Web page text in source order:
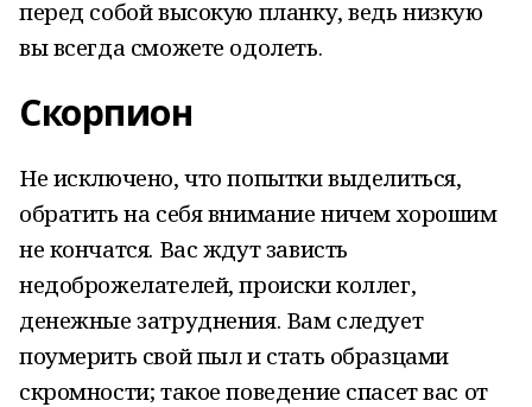
перед собой высокую планку, ведь низкую
вы всегда сможете одолеть.
Скорпион
Не исключено, что попытки выделиться,
обратить нa себя внимание ничем хорошим
не кончатся. Вас ждут зависть
недоброжелателей, происки коллег,
денежные затруднения. Вам следует
поумерить свой пыл и стать образцами
скромности; такое поведение спасет вас от